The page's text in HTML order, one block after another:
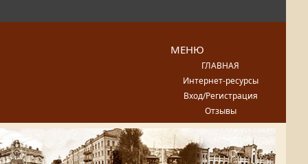
МЕНЮ
ГЛАВНАЯ
Интернет-ресурсы
Вход/Регистрация
Отзывы